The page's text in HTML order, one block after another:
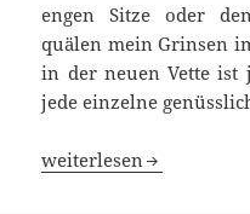
engen Sitze oder
quälen mein Grinsen
in der neuen Vette ist
jede einzelne
City Dream Drive:
weiterlesen